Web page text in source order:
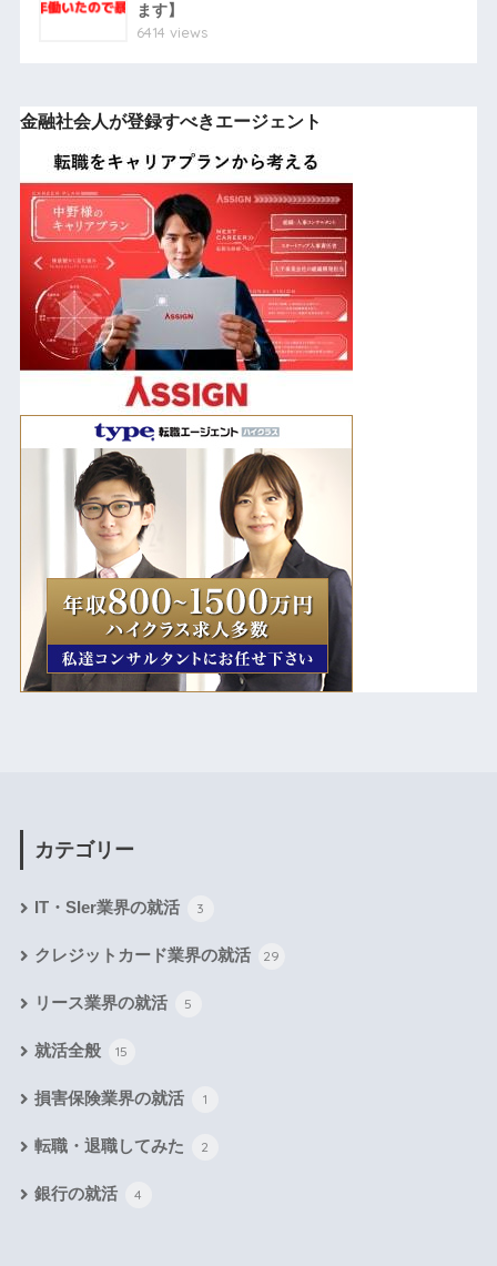
ます】
6414 views
金融社会人が登録すべきエージェント
カテゴリー
IT・SIer業界の就活 3
クレジットカード業界の就活 29
リース業界の就活 5
就活全般 15
損害保険業界の就活 1
転職・退職してみた 2
銀行の就活 4